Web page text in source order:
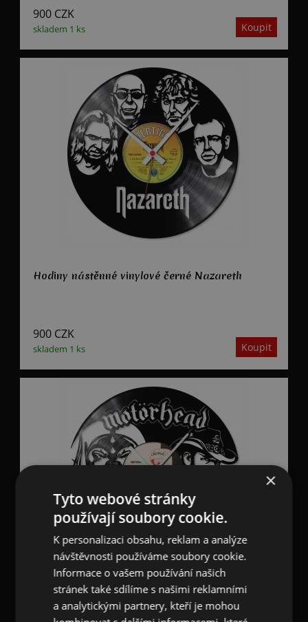
skladem 1 ks
900 CZK
Hodiny nástěnné vinylové černé Nazareth
skladem 1 ks
900 CZK
Hodiny nástěnné vinylové černé Motörhead
×
Tyto webové stránky
používají soubory cookie.
K personalizaci obsahu, reklam a analýze
návštěvnosti používáme soubory cookie.
Informace o vašem používání našich
stránek také sdílíme s našimi reklamními
a analytickými partnery, kteří je mohou